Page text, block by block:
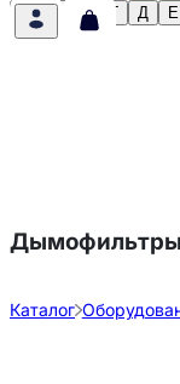
Б В Г Д Е
Дымофильтры
Каталог